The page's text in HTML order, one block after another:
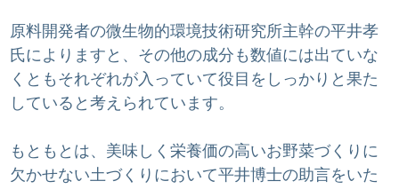
原料開発者の微生物的環境技術研究所主幹の平井孝
氏によりますと、その他の成分も数値には出ていな
くともそれぞれが入っていて役目をしっかりと果た
していると考えられています。
もともとは、美味しく栄養価の高いお野菜づくりに
欠かせない土づくりにおいて平井博士の助言をいた